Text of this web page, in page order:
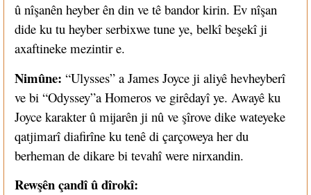
û nîşanên heyber ên din ve tê bandor kirin. Ev nîşan
dide ku tu heyber serbixwe tune ye, belkî beşekî ji
axaftineke mezintir e.
Nimûne: “Ulysses” a James Joyce ji aliyê hevheyberî
ve bi “Odyssey”a Homeros ve girêdayî ye. Awayê ku
Joyce karakter û mijarên ji nû ve şîrove dike wateyeke
qatjimarî diafirîne ku tenê di çarçoweya her du
berheman de dikare bi tevahî were nirxandin.
Rewşên çandî û dîrokî: